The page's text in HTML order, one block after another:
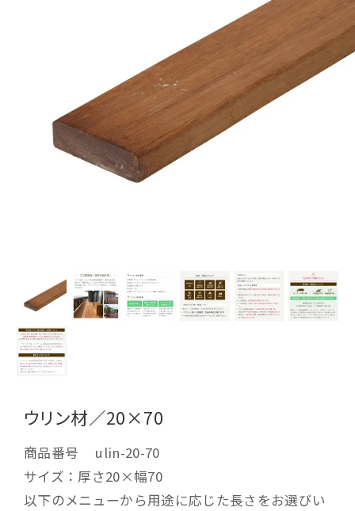
ウリン材／20×70
商品番号
ulin-20-70
サイズ：厚さ20×幅70
以下のメニューから用途に応じた長さをお選びい